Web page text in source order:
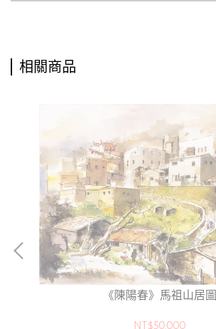
相關商品
《陳陽春》馬祖山居圖
NT$50,000